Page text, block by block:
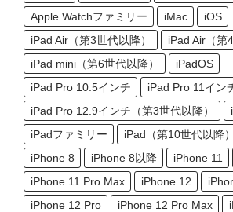
Apple Watchファミリー
iMac
iOS
iPad Air（第3世代以降）
iPad Air（第
iPad mini（第6世代以降）
iPadOS
iPad Pro 10.5インチ
iPad Pro 11イン
iPad Pro 12.9インチ（第3世代以降）
iPadファミリー
iPad（第10世代以降）
iPhone 8
iPhone 8以降 iPhone 11
iPhone 11 Pro Max
iPhone 12
iPhone 12 Pro
iPhone 12 Pro Max